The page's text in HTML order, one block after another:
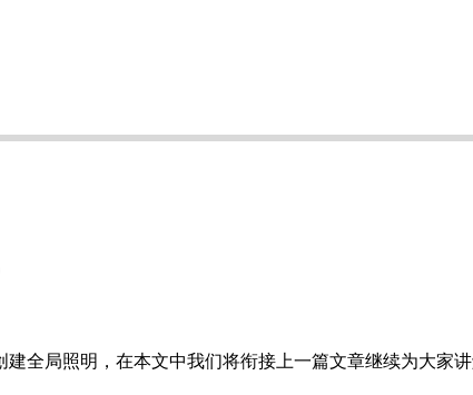
全局照明，在本文中我们将衔接上一篇文章继续为大家